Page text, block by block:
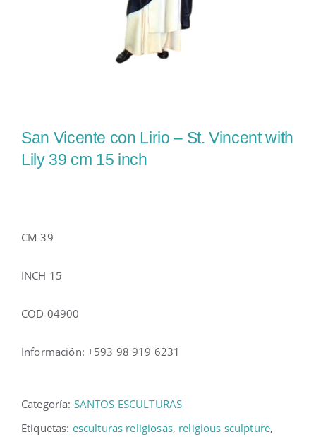
San Vicente con Lirio – St. Vincent with
Lily 39 cm 15 inch
CM 39
INCH 15
COD 04900
Información: +593 98 919 6231
Categoría: SANTOS ESCULTURAS
Etiquetas: esculturas religiosas, religious sculpture,